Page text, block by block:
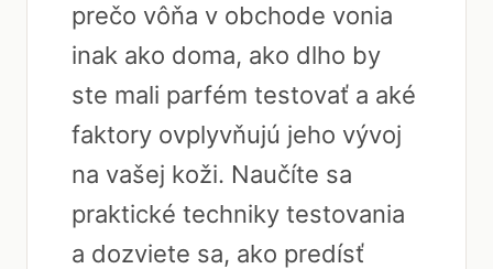
prečo vôňa v obchode vonia
inak ako doma, ako dlho by
ste mali parfém testovať a aké
faktory ovplyvňujú jeho vývoj
na vašej koži. Naučíte sa
praktické techniky testovania
a dozviete sa, ako predísť